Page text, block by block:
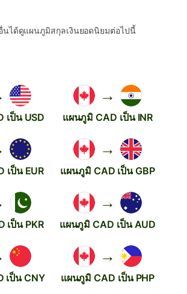
นได้ดูแผนภูมิสกุลเงินยอดนิยมต่อไปนี้
เป็น USD
→
แผนภูมิ CAD เป็น INR
เป็น EUR
→
แผนภูมิ CAD เป็น GBP
เป็น PKR
→
แผนภูมิ CAD เป็น AUD
เป็น CNY
→
แผนภูมิ CAD เป็น PHP